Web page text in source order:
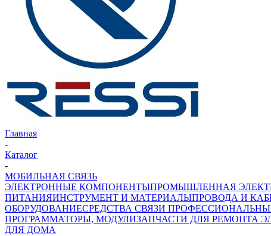
Главная
-
Каталог
-
МОБИЛЬНАЯ СВЯЗЬ
ЭЛЕКТРОННЫЕ КОМПОНЕНТЫПРОМЫШЛЕННАЯ
ПИТАНИЯИНСТРУМЕНТ И МАТЕРИАЛЫПРОВОДА И
ОБОРУДОВАНИЕСРЕДСТВА СВЯЗИ
ПРОГРАММАТОРЫ, МОДУЛИЗАПЧАСТИ ДЛЯ РЕМОНТА
ДЛЯ ДОМА